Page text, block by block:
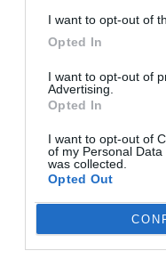
I want to opt-out of
Opted In
I want to opt-out of
Advertising.
Opted In
I want to opt-out of
of my Personal
was collected.
Opted Out
United